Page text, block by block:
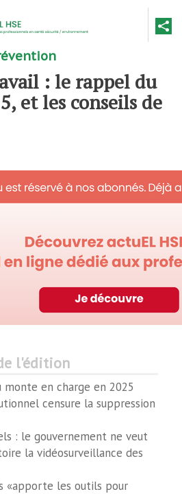
: le rappel du
et les conseils de
l'édition
en charge en 2025
censure la suppression
: le gouvernement ne veut
la vidéosurveillance des
«apporte les outils pour